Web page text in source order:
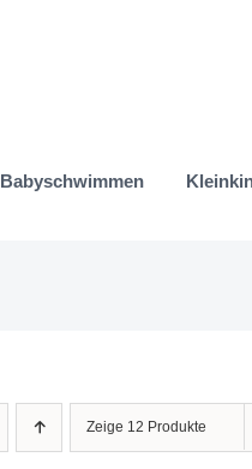
Babyschwimmen
Zeige 12 Produkte